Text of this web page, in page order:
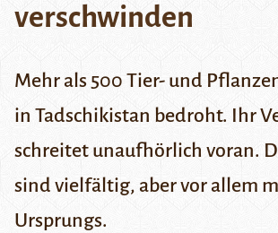
verschwinden
Mehr als 500 Tier- und
in Tadschikistan bedroht. Ihr
schreitet unaufhörlich voran.
sind vielfältig, aber vor allem
Ursprungs.